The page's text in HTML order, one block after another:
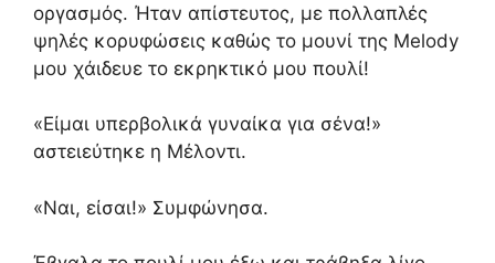
οργασμός. Ήταν απίστευτος, με πολλαπλές
ψηλές κορυφώσεις καθώς το μουνί της Melody
μου χάιδευε το εκρηκτικό μου πουλί!
«Είμαι υπερβολικά γυναίκα για σένα!»
αστειεύτηκε η Μέλοντι.
«Ναι, είσαι!» Συμφώνησα.